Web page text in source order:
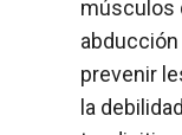
músculos
abducción
prevenir
la